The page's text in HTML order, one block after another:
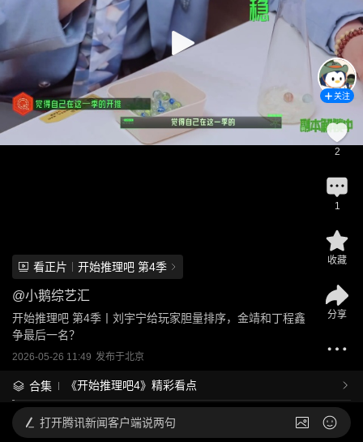
看正片 开始推理吧 第4季
@小鹅综艺汇
开始推理吧 第4季丨刘宇宁给玩家胆量排序，金靖和丁程鑫
争最后一名？
2026-05-26 11:49 发布于北京
合集 《开始推理吧4》精彩看点
关注
2
1
收藏
分享
打开腾讯新闻客户端说两句